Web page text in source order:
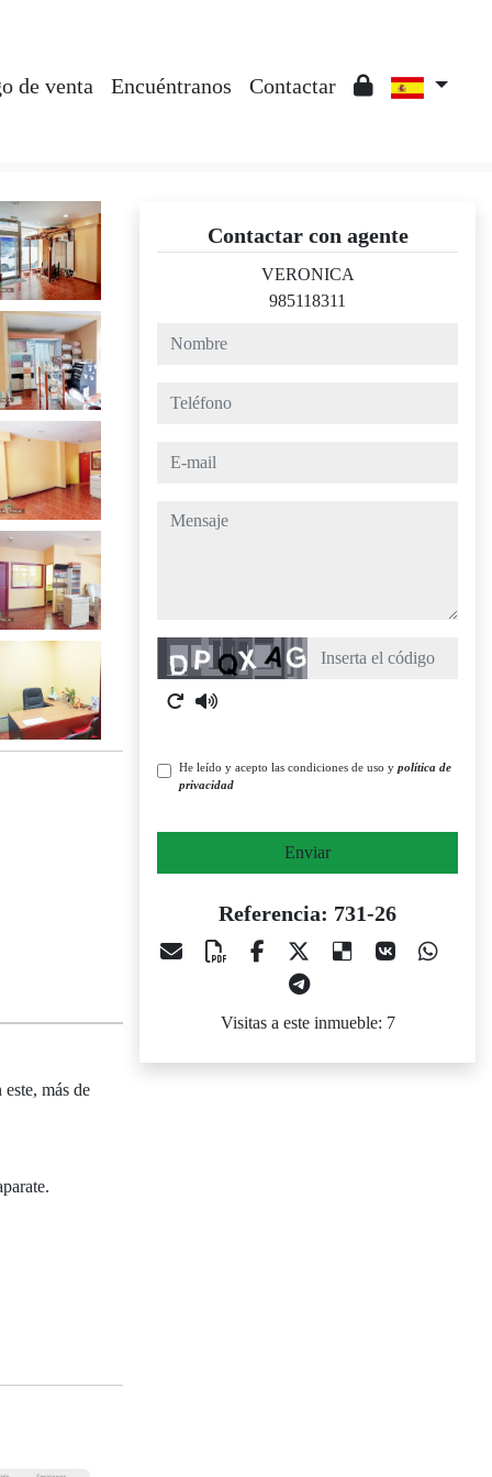
de venta Encuéntranos Contactar
más de
Contactar con agente
VERONICA
985118311
nombre
teléfono
e-mail
mensaje
Captcha
He leído y acepto las condiciones de uso y política de
privacidad
Enviar
Referencia: 731-26
Visitas a este inmueble: 7